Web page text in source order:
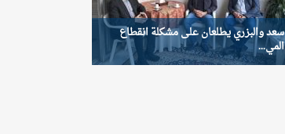
سعد والبزري يطلعان على مشكلة انقطاع
المي...